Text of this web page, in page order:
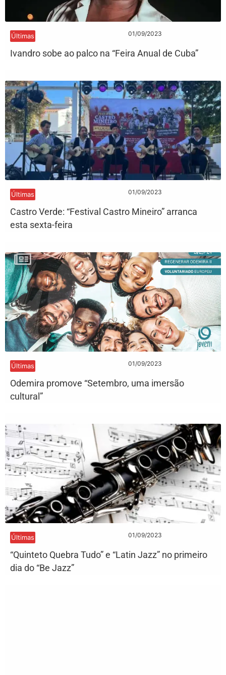
Últimas 01/09/2023
Ivandro sobe ao palco na “Feira Anual de Cuba”
Últimas 01/09/2023
Castro Verde: “Festival Castro Mineiro” arranca
esta sexta-feira
Últimas 01/09/2023
Odemira promove “Setembro, uma imersão
cultural”
Últimas 01/09/2023
“Quinteto Quebra Tudo” e “Latin Jazz” no primeiro
dia do “Be Jazz”